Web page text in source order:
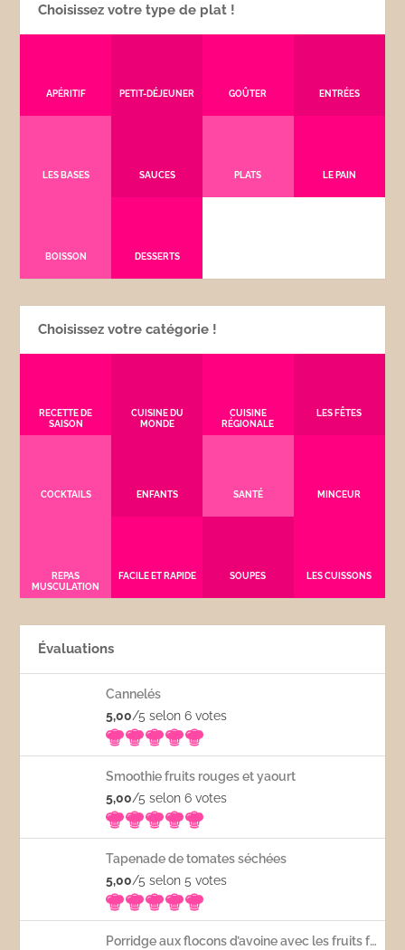
Choisissez votre type de plat !
APÉRITIF PETIT-DÉJEUNER GOÛTER ENTRÉES
LES BASES SAUCES PLATS LE PAIN
BOISSON DESSERTS
Choisissez votre catégorie !
RECETTE DE
SAISON
CUISINE DU
MONDE
CUISINE
RÉGIONALE
LES FÊTES
COCKTAILS ENFANTS SANTÉ MINCEUR
REPAS
MUSCULATION
FACILE ET RAPIDE SOUPES LES CUISSONS
Évaluations
Cannelés
5,00/5 selon 6votes
Smoothie fruits rouges et yaourt
5,00/5 selon 6votes
Tapenade de tomates séchées
5,00/5 selon 5votes
Porridge aux flocons d’avoine avec les fruits frais